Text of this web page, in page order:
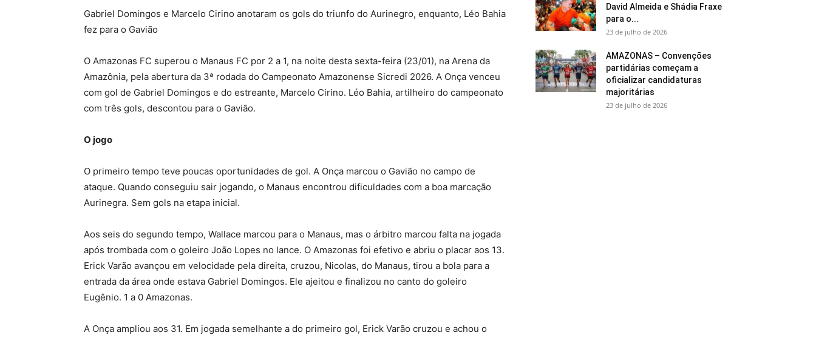
Gabriel Domingos e Marcelo Cirino anotaram os gols do triunfo do Aurinegro, enquanto, Léo Bahia
fez para o Gavião
O Amazonas FC superou o Manaus FC por 2 a 1, na noite desta sexta-feira (23/01), na Arena da
Amazônia, pela abertura da 3ª rodada do Campeonato Amazonense Sicredi 2026. A Onça venceu
com gol de Gabriel Domingos e do estreante, Marcelo Cirino. Léo Bahia, artilheiro do campeonato
com três gols, descontou para o Gavião.
O jogo
O primeiro tempo teve poucas oportunidades de gol. A Onça marcou o Gavião no campo de
ataque. Quando conseguiu sair jogando, o Manaus encontrou dificuldades com a boa marcação
Aurinegra. Sem gols na etapa inicial.
Aos seis do segundo tempo, Wallace marcou para o Manaus, mas o árbitro marcou falta na jogada
após trombada com o goleiro João Lopes no lance. O Amazonas foi efetivo e abriu o placar aos 13.
Erick Varão avançou em velocidade pela direita, cruzou, Nicolas, do Manaus, tirou a bola para a
entrada da área onde estava Gabriel Domingos. Ele ajeitou e finalizou no canto do goleiro
Eugênio. 1 a 0 Amazonas.
A Onça ampliou aos 31. Em jogada semelhante a do primeiro gol, Erick Varão cruzou e achou o
David Almeida e Shádia Fraxe
para o...
23 de julho de 2026
AMAZONAS – Convenções
partidárias começam a
oficializar candidaturas
majoritárias
23 de julho de 2026